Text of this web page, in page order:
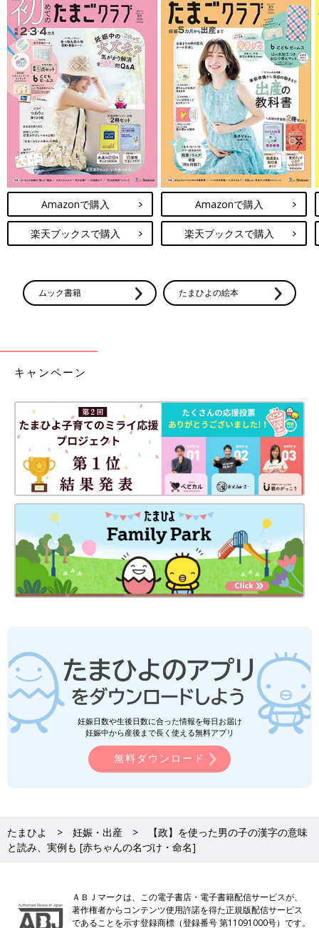
Amazonで購入
楽天ブックスで購入
Amazonで購入
楽天ブックスで購入
ムック書籍 たまひよの絵本
キャンペーン
妊娠日数や生後日数に合った情報を毎日お届け
妊娠中から産後まで長く使える無料アプリ
無料ダウンロード
たまひよ 妊娠・出産
【政】を使った男の子の漢字の意味
と読み、実例も [赤ちゃんの名づけ・命名]
ＡＢＪマークは、この電子書店・電子書籍配信サービスが、
著作権者からコンテンツ使用許諾を得た正規版配信サービス
であることを示す登録商標（登録番号 第11091000号）です。